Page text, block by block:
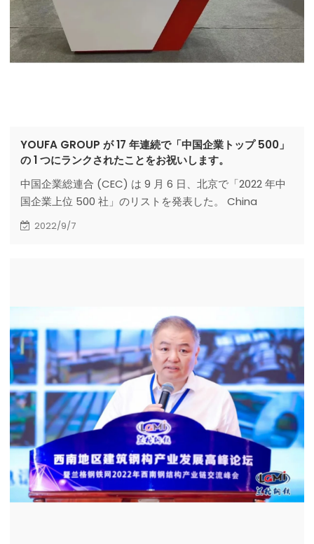
YOUFA GROUP が 17 年連続で「中国企業トップ 500」
の 1 つにランクされたことをお祝いします。
中国企業総連合 (CEC) は 9 月 6 日、北京で「2022 年中
国企業上位 500 社」のリストを発表した。 China
Enterprise Confederation がリストを社会に公開するの
2022/9/7